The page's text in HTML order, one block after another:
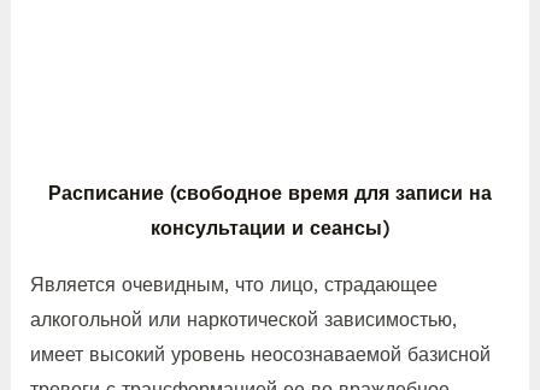
Расписание (свободное время для записи на
консультации и сеансы)
Является очевидным, что лицо, страдающее
алкогольной или наркотической зависимостью,
имеет высокий уровень неосознаваемой базисной